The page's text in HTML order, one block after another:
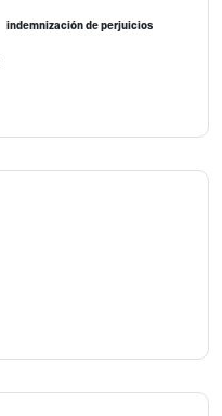
indemnización de perjuicios